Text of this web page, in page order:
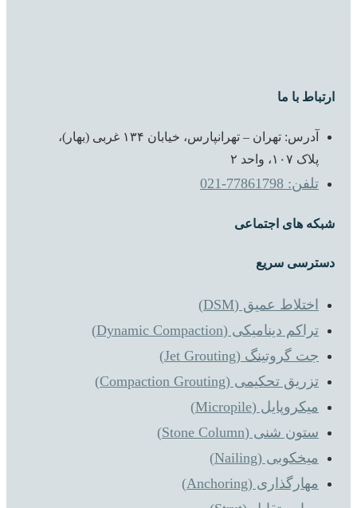
ارتباط با ما
آدرس: تهران – تهرانپارس، خیابان ۱۳۴ غربی (بهار)،
پلاک ۱۰۷، واحد ۲
تلفن: 77861798-021
شبکه های اجتماعی
دسترسی سریع
اختلاط عمیق (DSM)
تراکم دینامیکی (Dynamic Compaction)
جت گروتینگ (Jet Grouting)
تزریق تحکیمی (Compaction Grouting)
میکروپایل (Micropile)
ستون شنی (Stone Column)
میخکوبی (Nailing)
مهارگذاری (Anchoring)